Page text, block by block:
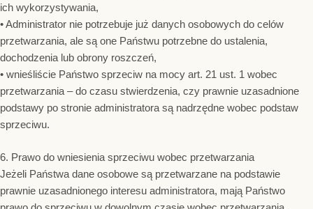
ich wykorzystywania,
• Administrator nie potrzebuje już danych osobowych do celów
przetwarzania, ale są one Państwu potrzebne do ustalenia,
dochodzenia lub obrony roszczeń,
• wnieśliście Państwo sprzeciw na mocy art. 21 ust. 1 wobec
przetwarzania – do czasu stwierdzenia, czy prawnie uzasadnione
podstawy po stronie administratora są nadrzędne wobec podstaw
sprzeciwu.
6. Prawo do wniesienia sprzeciwu wobec przetwarzania
Jeżeli Państwa dane osobowe są przetwarzane na podstawie
prawnie uzasadnionego interesu administratora, mają Państwo